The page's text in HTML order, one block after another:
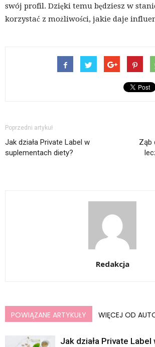
swój profil. Dzięki temu będziesz w
korzystać z możliwości, jakie daje
Poprzedni artykuł
Jak działa Private Label w
suplementach diety?
Ząb
Redakcja
POWIĄZANE ARTYKUŁY WIĘCEJ OD
Jak działa Private